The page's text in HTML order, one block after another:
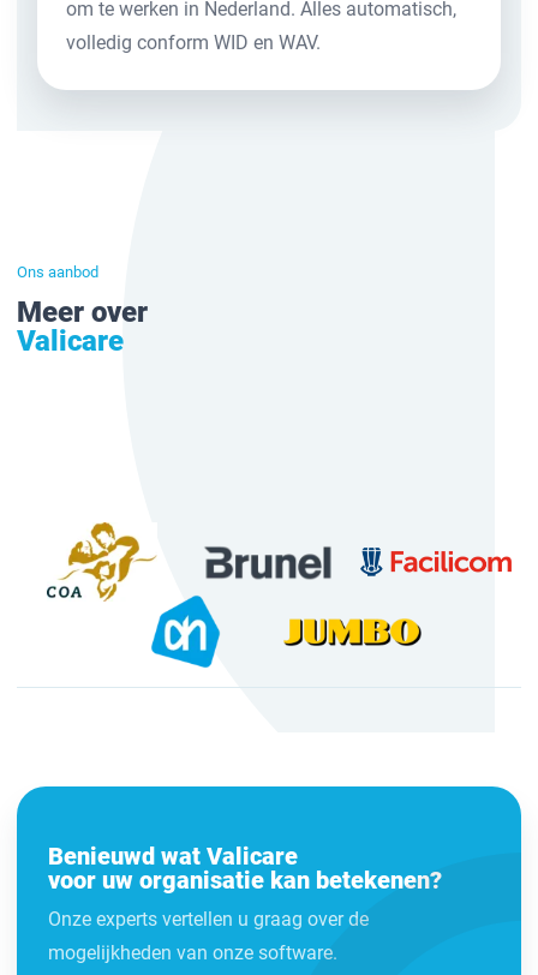
om te werken in Nederland. Alles automatisch,
volledig conform WID en WAV.
Ons aanbod
Meer over
Valicare
Benieuwd wat Valicare
voor uw organisatie kan betekenen?
Onze experts vertellen u graag over de
mogelijkheden van onze software.